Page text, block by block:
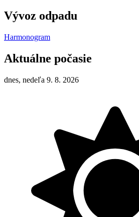
Vývoz odpadu
Harmonogram
Aktuálne počasie
dnes, nedeľa 9. 8. 2026